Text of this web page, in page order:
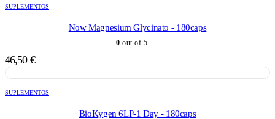
SUPLEMENTOS
Now Magnesium Glycinato - 180caps
0 out of 5
46,50 €
SUPLEMENTOS
BioKygen 6LP-1 Day - 180caps